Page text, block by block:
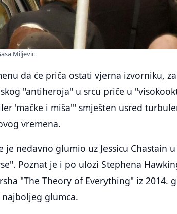
Miljevic
da će priča ostati vjerna izvorniku,
"antiheroja" u srcu priče u
'mačke i miša'" smješten usred
vremena.
je nedavno glumio uz Jessicu Chastain
Poznat je i po ulozi Stephena
"The Theory of Everything" iz 2014.
najboljeg glumca.